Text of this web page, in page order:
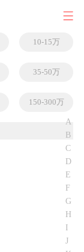
10-15万
35-50万
150-300万
A
B
C
D
E
F
G
H
I
J